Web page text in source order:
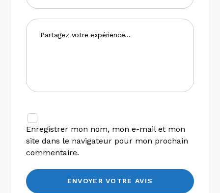
Enregistrer mon nom, mon e-mail et mon
site dans le navigateur pour mon prochain
commentaire.